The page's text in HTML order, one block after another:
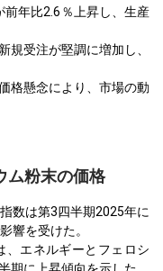
年比2.6％上昇し、生産
規受注が堅調に増加し、
格懸念により、市場の動
ム粉末の価格
数は第3四半期2025年に
響を受けた。
、エネルギーとフェロシ